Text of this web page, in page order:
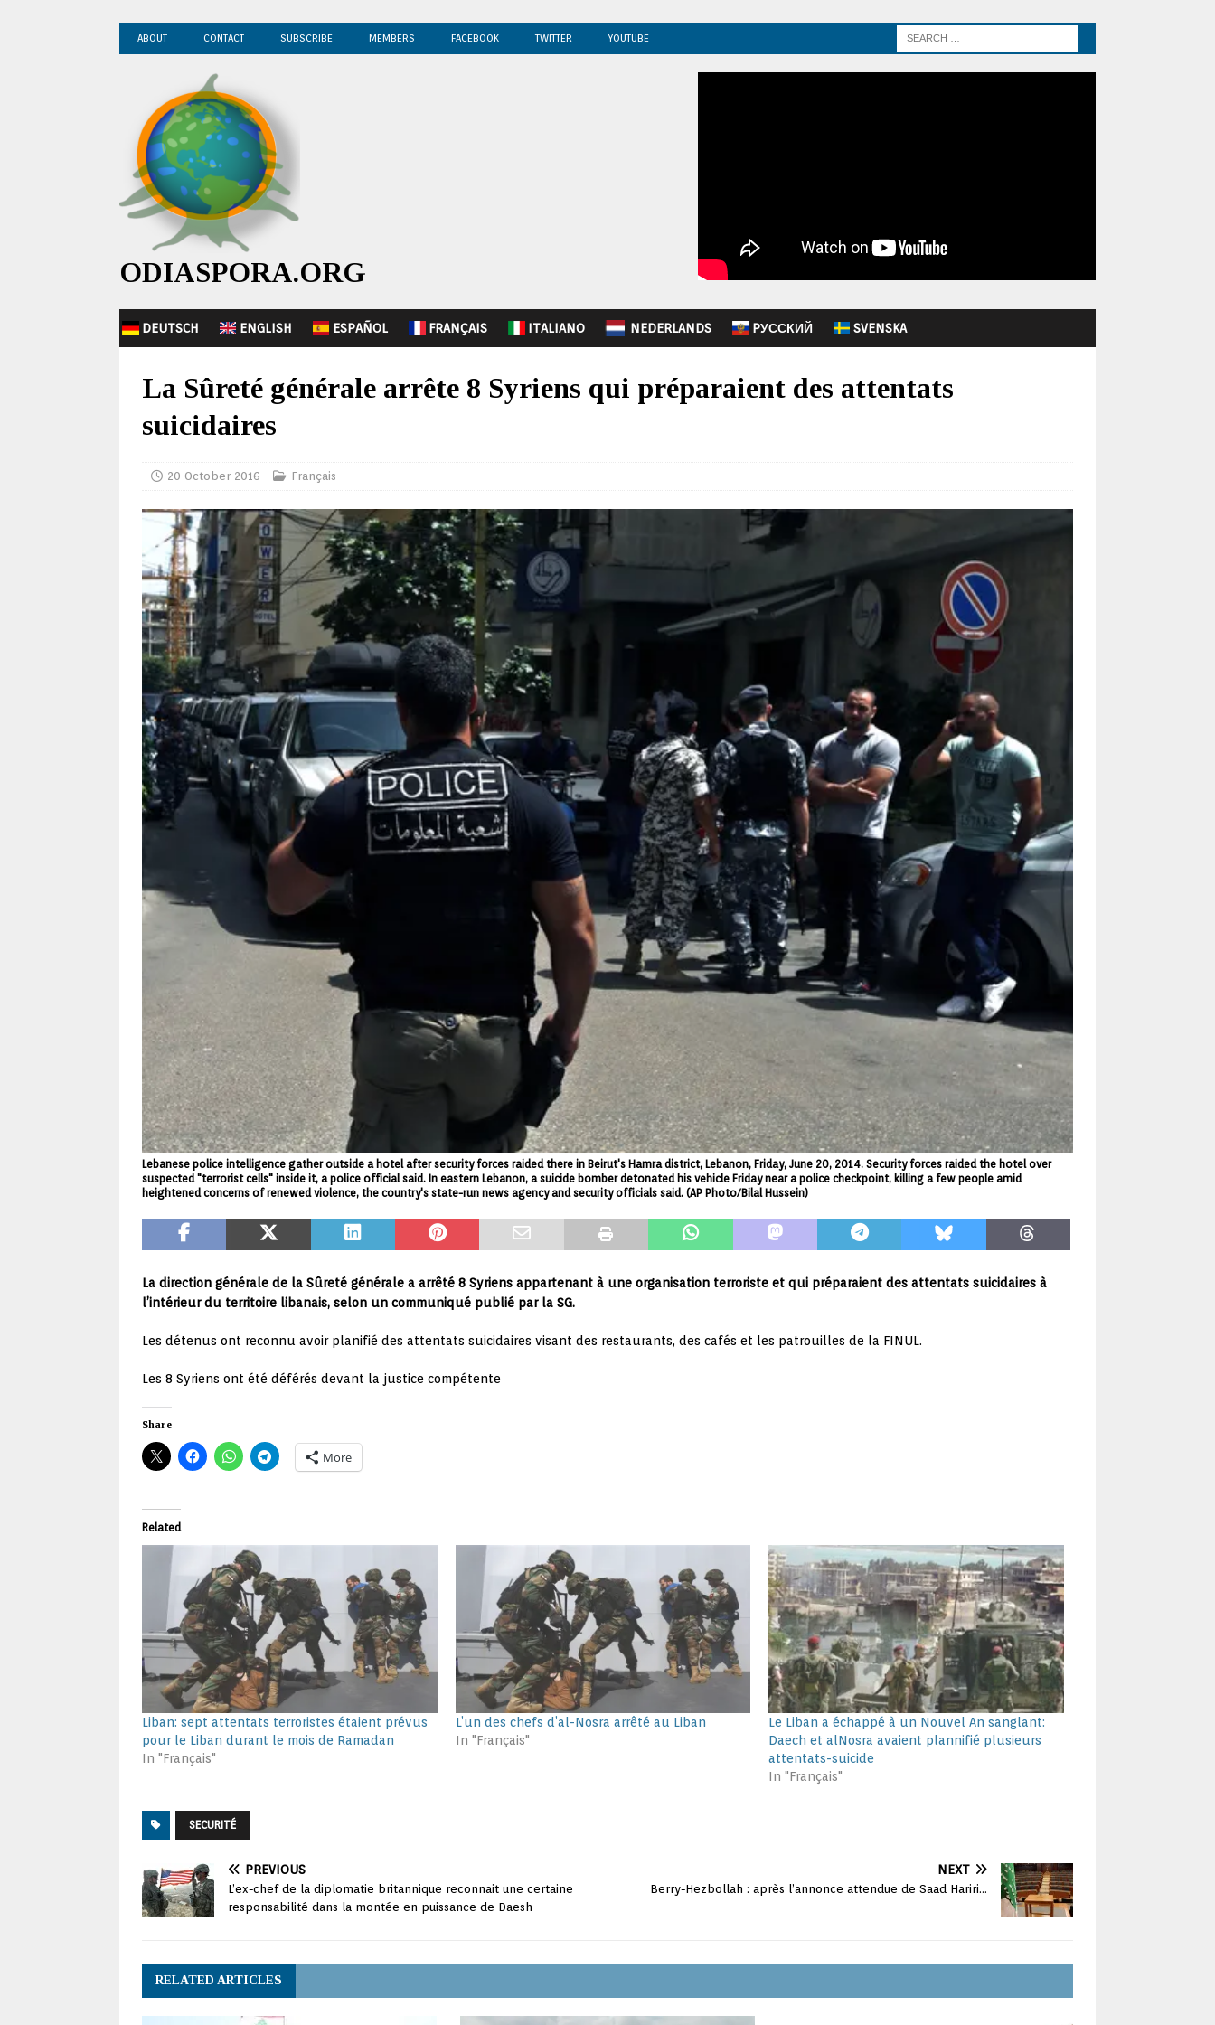
ABOUT CONTACT SUBSCRIBE MEMBERS FACEBOOK TWITTER YOUTUBE
ODIASPORA.ORG
DEUTSCH ENGLISH ESPAÑOL FRANÇAIS ITALIANO NEDERLANDS PУССКИЙ SVENSKA
La Sûreté générale arrête 8 Syriens qui préparaient des attentats
suicidaires
20 October 2016 Français
Lebanese police intelligence gather outside a hotel after security forces raided there in Beirut's Hamra district, Lebanon, Friday, June 20, 2014. Security forces raided the hotel over
suspected "terrorist cells" inside it, a police official said. In eastern Lebanon, a suicide bomber detonated his vehicle Friday near a police checkpoint, killing a few people amid
heightened concerns of renewed violence, the country's state-run news agency and security officials said. (AP Photo/Bilal Hussein)
La direction générale de la Sûreté générale a arrêté 8 Syriens appartenant à une organisation terroriste et qui préparaient des attentats suicidaires à
l’intérieur du territoire libanais, selon un communiqué publié par la SG.
Les détenus ont reconnu avoir planifié des attentats suicidaires visant des restaurants, des cafés et les patrouilles de la FINUL.
Les 8 Syriens ont été déférés devant la justice compétente
Share
More
Related
Liban: sept attentats terroristes étaient prévus
pour le Liban durant le mois de Ramadan
In "Français"
L’un des chefs d’al-Nosra arrêté au Liban
In "Français"
Le Liban a échappé à un Nouvel An sanglant:
Daech et alNosra avaient plannifié plusieurs
attentats-suicide
In "Français"
SECURITÉ
PREVIOUS
L’ex-chef de la diplomatie britannique reconnait une certaine
responsabilité dans la montée en puissance de Daesh
NEXT
Berry-Hezbollah : après l’annonce attendue de Saad Hariri…
RELATED ARTICLES